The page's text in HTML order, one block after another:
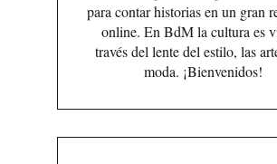
para contar historias en un gran
online. En BdM la cultura es
través del lente del estilo, las
moda. ¡Bienvenidos!